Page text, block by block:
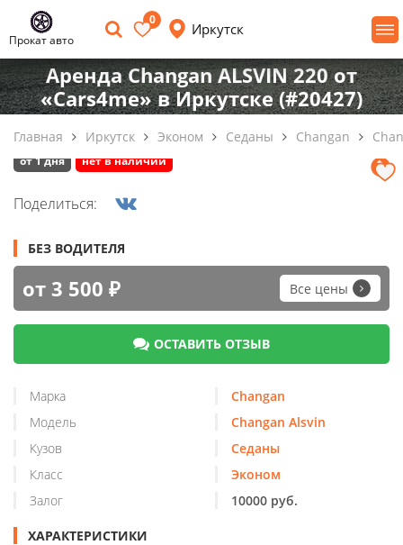
Прокат авто
0
Иркутск
Аренда Changan ALSVIN 220 от
«Cars4me» в Иркутске (#20427)
Главная Иркутск Эконом Седаны Changan
от 1 дня нет в наличии
Поделиться:
БЕЗ ВОДИТЕЛЯ
от 3 500 ₽ Все цены
ОСТАВИТЬ ОТЗЫВ
Марка
Changan
Модель
Changan Alsvin
Кузов
Седаны
Класс
Эконом
Залог
10000 руб.
ХАРАКТЕРИСТИКИ